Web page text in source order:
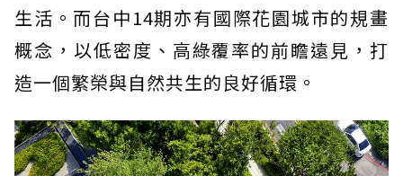
生活。而台中14期亦有國際花園城市的規畫
概念，以低密度、高綠覆率的前瞻遠見，打
造一個繁榮與自然共生的良好循環。